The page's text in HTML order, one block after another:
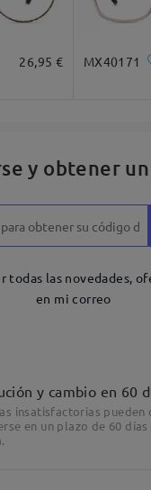
26,95 € MX40171
y obtener
todas las novedades,
en mi correo
y cambio en 60
insatisfactorias pueden
en un plazo de 60